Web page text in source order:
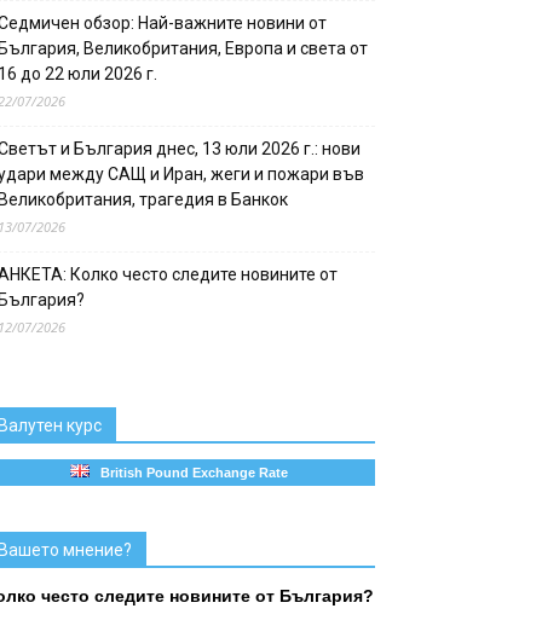
обзор: Най-важните новини от
Великобритания, Европа и света от
до 22 юли 2026 г.
07/2026
и България днес, 13 юли 2026 г.: нови
между САЩ и Иран, жеги и пожари във
трагедия в Банкок
07/2026
Колко често следите новините от
07/2026
курс
British Pound Exchange Rate
мнение?
често следите новините от България?